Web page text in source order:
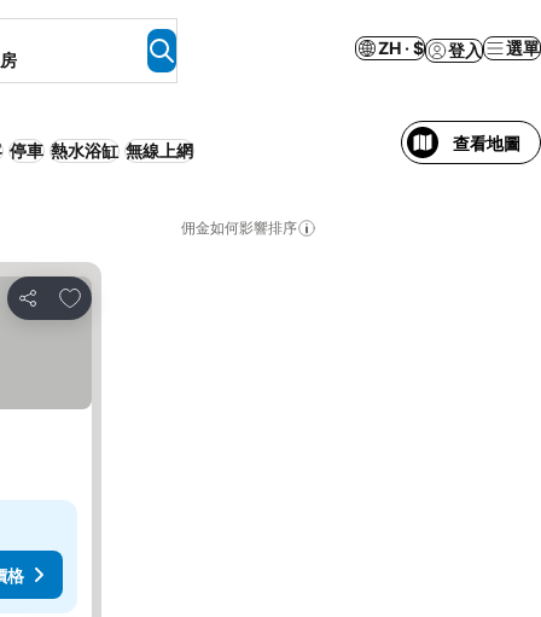
ZH · $ 登入 選單
停車 熱水浴缸 無線上網 查看地圖
佣金如何影響排序
分享
加入我的最愛
格